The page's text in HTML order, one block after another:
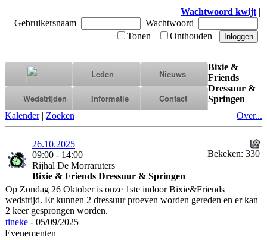
Wachtwoord kwijt |
Gebruikersnaam
Wachtwoord
Tonen
Onthouden
Leden Nieuws
Wedstrijden Informatie Contact
Bixie &
Friends
Dressuur &
Springen
Kalender | Zoeken Over...
26.10.2025
09:00 - 14:00
Rijhal De Morraruters
Bixie & Friends Dressuur & Springen
Bekeken: 330
Op Zondag 26 Oktober is onze 1ste indoor Bixie&Friends
wedstrijd. Er kunnen 2 dressuur proeven worden gereden en er kan
2 keer gesprongen worden.
tineke - 05/09/2025
Evenementen